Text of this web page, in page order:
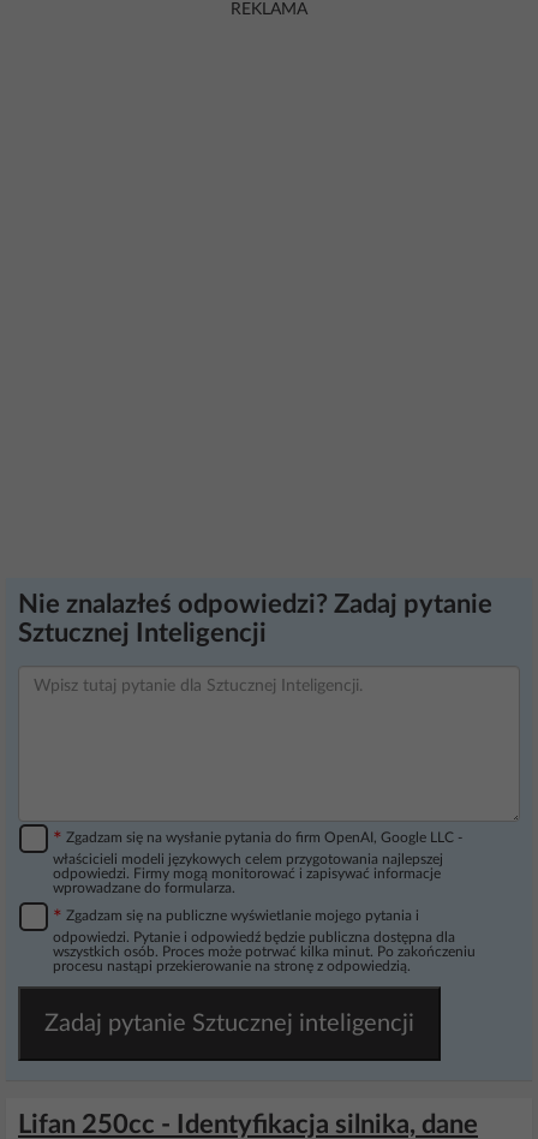
REKLAMA
Nie znalazłeś odpowiedzi? Zadaj pytanie
Sztucznej Inteligencji
* Zgadzam się na wysłanie pytania do firm OpenAI, Google LLC -
właścicieli modeli językowych celem przygotowania najlepszej
odpowiedzi. Firmy mogą monitorować i zapisywać informacje
wprowadzane do formularza.
* Zgadzam się na publiczne wyświetlanie mojego pytania i
odpowiedzi. Pytanie i odpowiedź będzie publiczna dostępna dla
wszystkich osób. Proces może potrwać kilka minut. Po zakończeniu
procesu nastąpi przekierowanie na stronę z odpowiedzią.
Zadaj pytanie Sztucznej inteligencji
Lifan 250cc - Identyfikacja silnika, dane